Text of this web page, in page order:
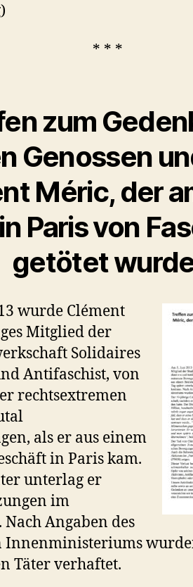
* * *
zum
Genossen
Méric, der
Paris von
getötet
wurde Clément
Mitglied der
Solidaires
Antifaschist, von
rechtsextremen
als er aus einem
in Paris kam.
unterlag er
im
Angaben des
Innenministeriums
Täter verhaftet.